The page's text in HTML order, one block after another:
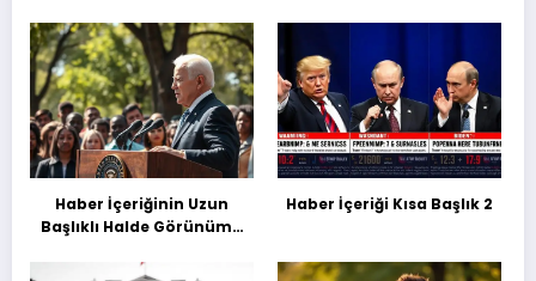
Haber İçeriğinin Uzun
Başlıklı Halde Görünümü
Haber İçeriği Kısa Başlık 2